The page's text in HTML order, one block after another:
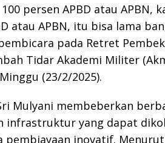
persen APBD atau APBN,
atau APBN, itu bisa lama
pada Retret
Tidar Akademi Militer
(23/2/2025).
Mulyani membeberkan
infrastruktur yang dapat
pembiayaan inovatif.